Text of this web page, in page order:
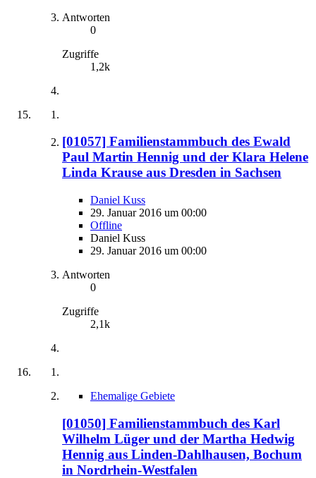
Antworten
0
Zugriffe
1,2k
[01057] Familienstammbuch des Ewald
Paul Martin Hennig und der Klara Helene
Linda Krause aus Dresden in Sachsen
Daniel Kuss
29. Januar 2016 um 00:00
Offline
Daniel Kuss
29. Januar 2016 um 00:00
Antworten
0
Zugriffe
2,1k
Ehemalige Gebiete
[01050] Familienstammbuch des Karl
Wilhelm Lüger und der Martha Hedwig
Hennig aus Linden-Dahlhausen, Bochum
in Nordrhein-Westfalen